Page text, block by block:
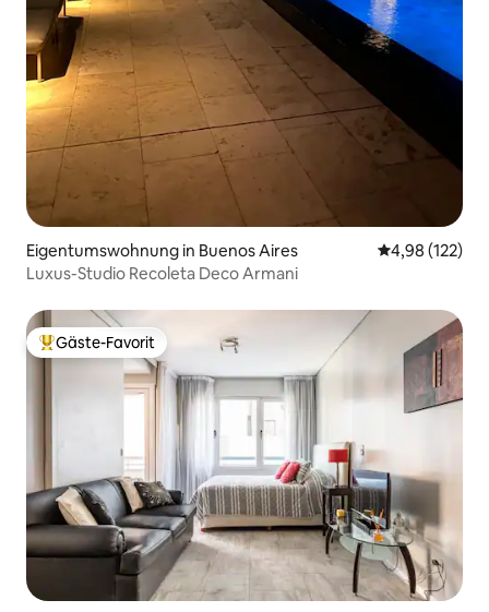
Eigentumswohnung in Buenos Aires
4,98 (122)
Luxus-Studio Recoleta Deco Armani
Beliebter Gäste-Favorit.
Gäste-Favorit